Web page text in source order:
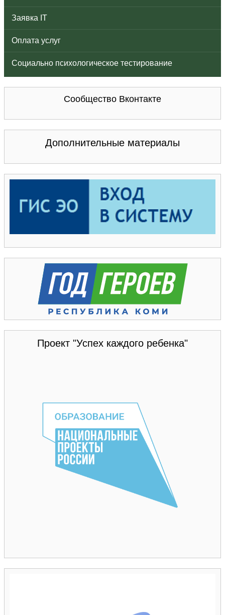
Заявка IT
Оплата услуг
Социально психологическое тестирование
Сообщество Вконтакте
Дополнительные материалы
Проект "Успех каждого ребенка"